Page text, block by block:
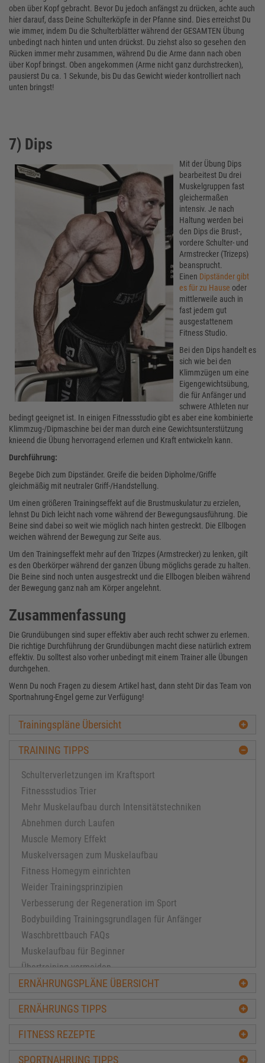
oben über Kopf gebracht. Bevor Du jedoch anfängst zu drücken, achte auch
hier darauf, dass Deine Schulterköpfe in der Pfanne sind. Dies erreichst Du
wie immer, indem Du die Schulterblätter während der GESAMTEN Übung
unbedingt nach hinten und unten drückst. Du ziehst also so gesehen den
Rücken immer mehr zusammen, während Du die Arme dann nach oben
über Kopf bringst. Oben angekommen (Arme nicht ganz durchstrecken),
pausierst Du ca. 1 Sekunde, bis Du das Gewicht wieder kontrolliert nach
unten bringst!
7) Dips
Mit der Übung Dips
bearbeitest Du drei
Muskelgruppen fast
gleichermaßen
intensiv. Je nach
Haltung werden bei
den Dips die Brust-,
vordere Schulter- und
Armstrecker (Trizeps)
beansprucht.
Einen Dipständer gibt
es für zu Hause oder
mittlerweile auch in
fast jedem gut
ausgestattenem
Fitness Studio.
Bei den Dips handelt es
sich wie bei den
Klimmzügen um eine
Eigengewichtsübung,
die für Anfänger und
schwere Athleten nur
bedingt geeignet ist. In einigen Fitnessstudio gibt es aber eine kombinierte
Klimmzug-/Dipmaschine bei der man durch eine Gewichtsunterstützung
knieend die Übung hervorragend erlernen und Kraft entwickeln kann.
Durchführung:
Begebe Dich zum Dipständer. Greife die beiden Dipholme/Griffe
gleichmäßig mit neutraler Griff-/Handstellung.
Um einen größeren Trainingseffekt auf die Brustmuskulatur zu erzielen,
lehnst Du Dich leicht nach vorne während der Bewegungsausführung. Die
Beine sind dabei so weit wie möglich nach hinten gestreckt. Die Ellbogen
weichen während der Bewegung zur Seite aus.
Um den Trainingseffekt mehr auf den Trizpes (Armstrecker) zu lenken, gilt
es den Oberkörper während der ganzen Übung möglichs gerade zu halten.
Die Beine sind noch unten ausgestreckt und die Ellbogen bleiben während
der Bewegung ganz nah am Körper angelehnt.
Zusammenfassung
Die Grundübungen sind super effektiv aber auch recht schwer zu erlernen.
Die richtige Durchführung der Grundübungen macht diese natürlich extrem
effektiv. Du solltest also vorher unbedingt mit einem Trainer alle Übungen
durchgehen.
Wenn Du noch Fragen zu diesem Artikel hast, dann steht Dir das Team von
Sportnahrung-Engel gerne zur Verfügung!
Trainingspläne Übersicht
TRAINING TIPPS
Schulterverletzungen im Kraftsport
Fitnessstudios Trier
Mehr Muskelaufbau durch Intensitätstechniken
Abnehmen durch Laufen
Muscle Memory Effekt
Muskelversagen zum Muskelaufbau
Fitness Homegym einrichten
Weider Trainingsprinzipien
Verbesserung der Regeneration im Sport
Bodybuilding Trainingsgrundlagen für Anfänger
Waschbrettbauch FAQs
Muskelaufbau für Beginner
Übertraining vermeiden
Muskelaufbau für Fortgeschrittene
FAQ Training und Muskulatur
Welcher Trainingsplan passt
ERNÄHRUNGSPLÄNE ÜBERSICHT
ERNÄHRUNGS TIPPS
FITNESS REZEPTE
SPORTNAHRUNG TIPPS